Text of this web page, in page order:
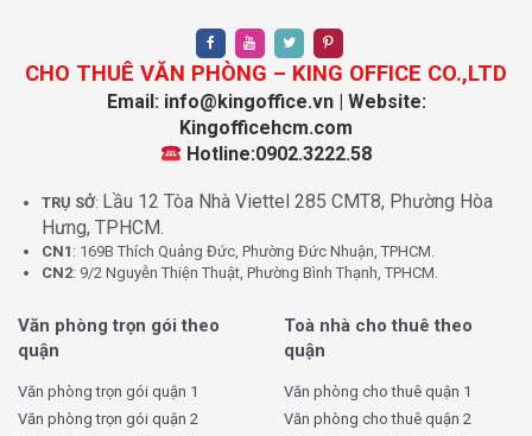
CHO THUÊ VĂN PHÒNG – KING OFFICE CO.,LTD
Email: info@kingoffice.vn | Website:
Kingofficehcm.com
Hotline:0902.3222.58
TRỤ SỞ: Lầu 12 Tòa Nhà Viettel 285 CMT8, Phường Hòa
Hưng, TPHCM.
CN1 : 169B Thích Quảng Đức, Phường Đức Nhuận, TPHCM.
CN2: 9/2 Nguyễn Thiện Thuật, Phường Bình Thạnh, TPHCM.
Văn phòng trọn gói theo
quận
Văn phòng trọn gói quận 1
Văn phòng trọn gói quận 2
Toà nhà cho thuê theo
quận
Văn phòng cho thuê quận 1
Văn phòng cho thuê quận 2